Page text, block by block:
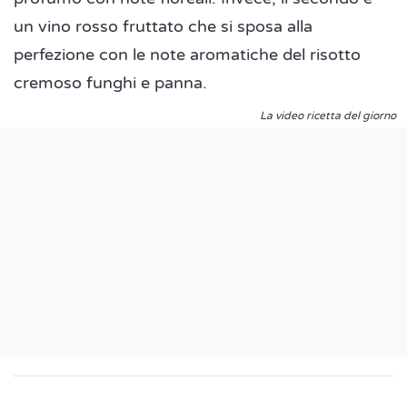
un vino rosso fruttato che si sposa alla
perfezione con le note aromatiche del risotto
cremoso funghi e panna.
La video ricetta del giorno